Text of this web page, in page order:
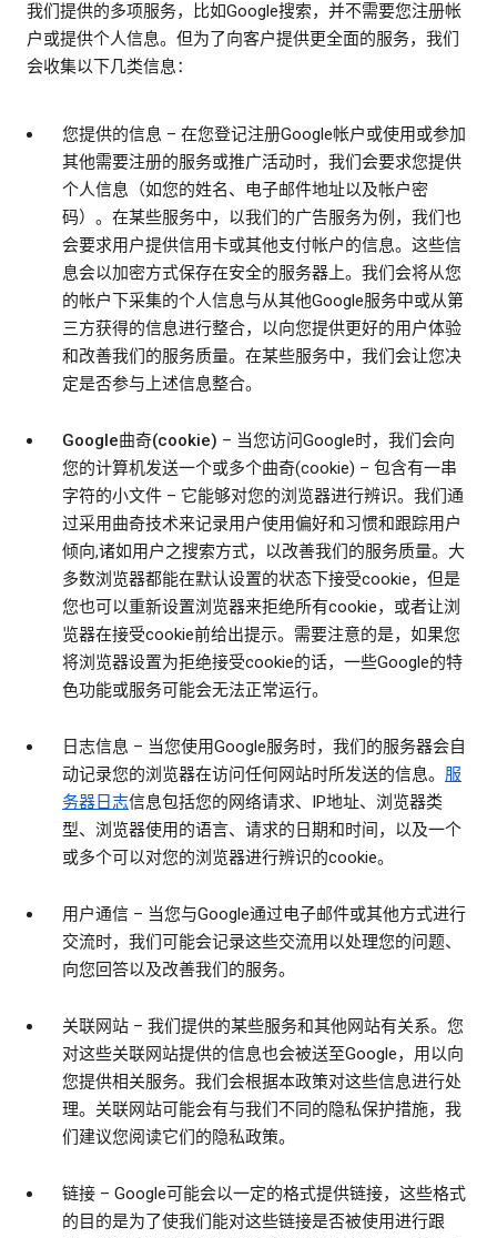
我们提供的多项服务，比如Google搜索，并不需要您注册帐
户或提供个人信息。但为了向客户提供更全面的服务，我们
会收集以下几类信息：
您提供的信息 – 在您登记注册Google帐户或使用或参加
其他需要注册的服务或推广活动时，我们会要求您提供
个人信息（如您的姓名、电子邮件地址以及帐户密
码）。在某些服务中，以我们的广告服务为例，我们也
会要求用户提供信用卡或其他支付帐户的信息。这些信
息会以加密方式保存在安全的服务器上。我们会将从您
的帐户下采集的个人信息与从其他Google服务中或从第
三方获得的信息进行整合，以向您提供更好的用户体验
和改善我们的服务质量。在某些服务中，我们会让您决
定是否参与上述信息整合。
Google曲奇(cookie) – 当您访问Google时，我们会向
您的计算机发送一个或多个曲奇(cookie) – 包含有一串
字符的小文件 – 它能够对您的浏览器进行辨识。我们通
过采用曲奇技术来记录用户使用偏好和习惯和跟踪用户
倾向,诸如用户之搜索方式，以改善我们的服务质量。大
多数浏览器都能在默认设置的状态下接受cookie，但是
您也可以重新设置浏览器来拒绝所有cookie，或者让浏
览器在接受cookie前给出提示。需要注意的是，如果您
将浏览器设置为拒绝接受cookie的话，一些Google的特
色功能或服务可能会无法正常运行。
日志信息 – 当您使用Google服务时，我们的服务器会自
动记录您的浏览器在访问任何网站时所发送的信息。 服
务器日志信息包括您的网络请求、IP地址、浏览器类
型、浏览器使用的语言、请求的日期和时间，以及一个
或多个可以对您的浏览器进行辨识的cookie。
用户通信 – 当您与Google通过电子邮件或其他方式进行
交流时，我们可能会记录这些交流用以处理您的问题、
向您回答以及改善我们的服务。
关联网站 – 我们提供的某些服务和其他网站有关系。您
对这些关联网站提供的信息也会被送至Google，用以向
您提供相关服务。我们会根据本政策对这些信息进行处
理。关联网站可能会有与我们不同的隐私保护措施，我
们建议您阅读它们的隐私政策。
链接 – Google可能会以一定的格式提供链接，这些格式
的目的是为了使我们能对这些链接是否被使用进行跟